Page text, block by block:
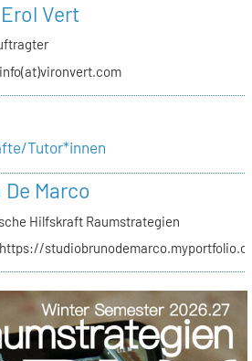
Vert
info(at)vironvert.com
Tutor*innen
De Marco
Hilfskraft Raumstrategien
https://